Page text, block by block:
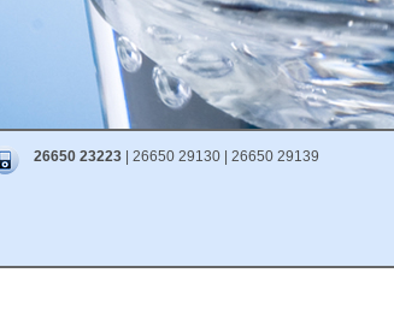
26650 23223 | 26650 29130 | 26650 29139